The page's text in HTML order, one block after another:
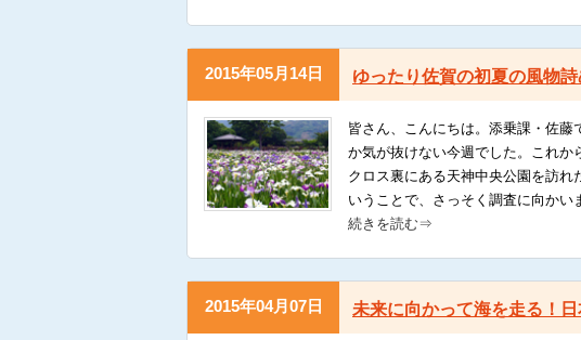
2015年05月14日 ゆったり佐賀の初夏の風物詩
皆さん、こんにちは。添乗課・佐
か気が抜けない今週でした。これか
クロス裏にある天神中央公園を訪
いうことで、さっそく調査に向か
続きを読む⇒
2015年04月07日 未来に向かって海を走る！